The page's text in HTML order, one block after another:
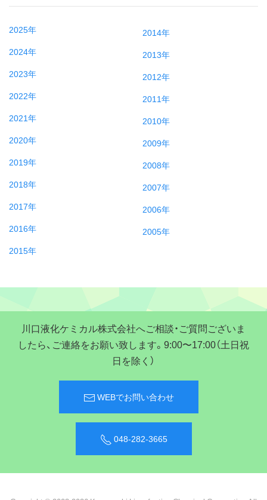
2025年
2024年
2023年
2022年
2021年
2020年
2019年
2018年
2017年
2016年
2015年
2014年
2013年
2012年
2011年
2010年
2009年
2008年
2007年
2006年
2005年
川口液化ケミカル株式会社へご相談・ご質問ございま
したら、ご連絡をお願い致します。9:00〜17:00（土日祝
日を除く）
WEBでお問い合わせ
048-282-3665